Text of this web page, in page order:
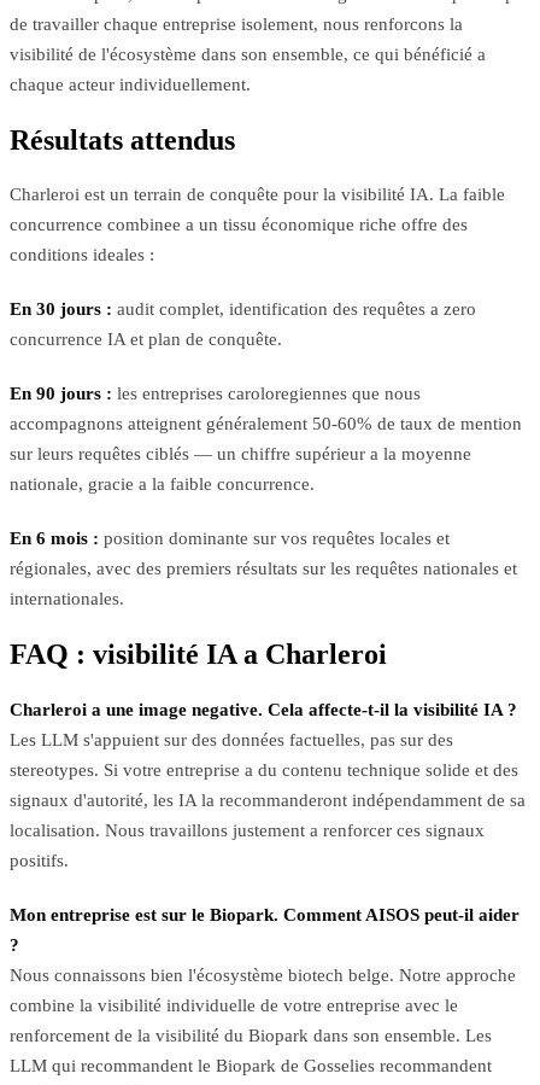
de travailler chaque entreprise isolement, nous renforcons la
visibilité de l'écosystème dans son ensemble, ce qui bénéficié a
chaque acteur individuellement.
Résultats attendus
Charleroi est un terrain de conquête pour la visibilité IA. La faible
concurrence combinee a un tissu économique riche offre des
conditions ideales :
En 30 jours : audit complet, identification des requêtes a zero
concurrence IA et plan de conquête.
En 90 jours : les entreprises caroloregiennes que nous
accompagnons atteignent généralement 50-60% de taux de mention
sur leurs requêtes ciblés — un chiffre supérieur a la moyenne
nationale, gracie a la faible concurrence.
En 6 mois : position dominante sur vos requêtes locales et
régionales, avec des premiers résultats sur les requêtes nationales et
internationales.
FAQ : visibilité IA a Charleroi
Charleroi a une image negative. Cela affecte-t-il la visibilité IA ?
Les LLM s'appuient sur des données factuelles, pas sur des
stereotypes. Si votre entreprise a du contenu technique solide et des
signaux d'autorité, les IA la recommanderont indépendamment de sa
localisation. Nous travaillons justement a renforcer ces signaux
positifs.
Mon entreprise est sur le Biopark. Comment AISOS peut-il aider
?
Nous connaissons bien l'écosystème biotech belge. Notre approche
combine la visibilité individuelle de votre entreprise avec le
renforcement de la visibilité du Biopark dans son ensemble. Les
LLM qui recommandent le Biopark de Gosselies recommandent